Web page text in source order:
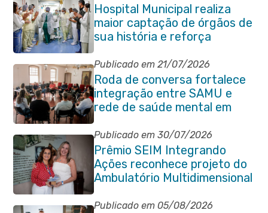
Hospital Municipal realiza
maior captação de órgãos de
sua história e reforça
compromisso com a vida
Publicado em 21/07/2026
Roda de conversa fortalece
integração entre SAMU e
rede de saúde mental em
Itaboraí
Publicado em 30/07/2026
Prêmio SEIM Integrando
Ações reconhece projeto do
Ambulatório Multidimensional
da Pessoa Idosa de Itaboraí
Publicado em 05/08/2026